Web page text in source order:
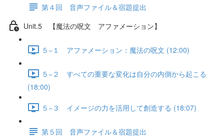
第４回 音声ファイル＆宿題提出
Unit.5 【魔法の呪文 アファメーション】
５−１ アファメーション：魔法の呪文 (12:00)
５−２ すべての重要な変化は自分の内側から起こる
(18:00)
５−３ イメージの力を活用して創造する (18:07)
第５回 音声ファイル＆宿題提出